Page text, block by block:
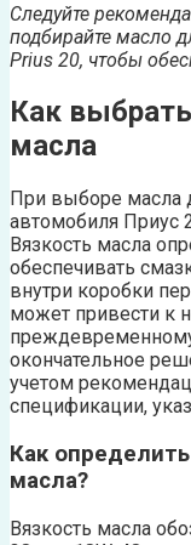
Следуйте
подбирайте масло
Prius 20, чтобы
Как
масла
При выборе масла
автомобиля Приус
Вязкость масла
обеспечивать
внутри коробки
может привести к
окончательное
учетом
спецификации,
Как
масла?
Вязкость масла